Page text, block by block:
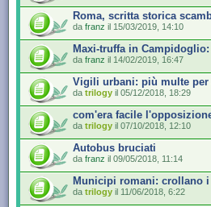
Roma, scritta storica
da franz il 15/03/2019, 14:10
Maxi-truffa in
da franz il 14/02/2019, 16:47
Vigili urbani: più multe per
da trilogy il 05/12/2018, 18:29
com'era facile
da trilogy il 07/10/2018, 12:10
Autobus bruciati
da franz il 09/05/2018, 11:14
Municipi romani: crollano
da trilogy il 11/06/2018, 6:22